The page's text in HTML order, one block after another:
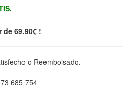
de 69.90€ !
o Reembolsado.
685 754